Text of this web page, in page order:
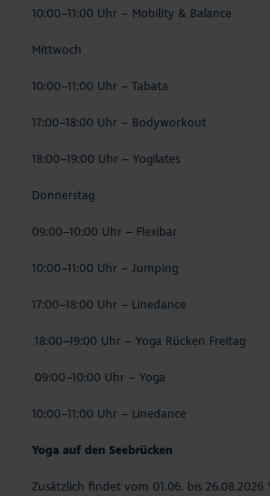
10:00–11:00 Uhr – Mobility & Balance
Mittwoch
10:00–11:00 Uhr – Tabata
17:00–18:00 Uhr – Bodyworkout
18:00–19:00 Uhr – Yogilates
Donnerstag
09:00–10:00 Uhr – Flexibar
10:00–11:00 Uhr – Jumping
17:00–18:00 Uhr – Linedance
18:00–19:00 Uhr – Yoga Rücken Freitag
09:00–10:00 Uhr – Yoga
10:00–11:00 Uhr – Linedance
Yoga auf den Seebrücken
Zusätzlich findet vom 01.06. bis 26.08.2026